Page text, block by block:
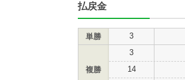
払戻金
単勝 3
複勝
3
14